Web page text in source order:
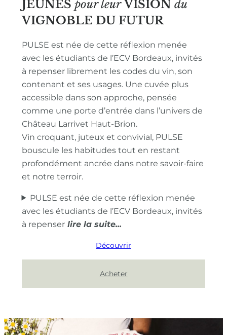
JEUNES pour leur VISION du
VIGNOBLE DU FUTUR
PULSE est née de cette réflexion menée
avec les étudiants de l’ECV Bordeaux, invités
à repenser librement les codes du vin, son
contenant et ses usages. Une cuvée plus
accessible dans son approche, pensée
comme une porte d’entrée dans l’univers de
Château Larrivet Haut-Brion.
Vin croquant, juteux et convivial, PULSE
bouscule les habitudes tout en restant
profondément ancrée dans notre savoir-faire
et notre terroir.
PULSE est née de cette réflexion menée
avec les étudiants de l’ECV Bordeaux, invités
à repenser
Découvrir
Acheter